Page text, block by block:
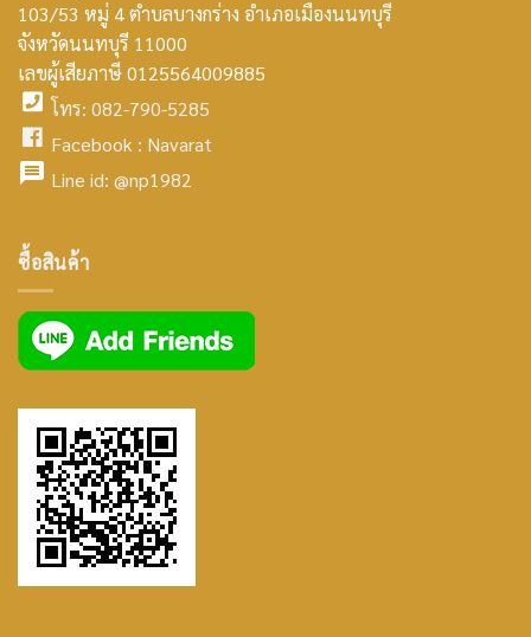
smt2
home
icon
103/53 หมู่ 4 ตำบลบางกร่าง อำเภอเมืองนนทบุรี
จังหวัดนนทบุรี 11000
เลขผู้เสียภาษี 0125564009885
facebook
icon
โทร: 082-790-5285
facebook
Facebook : Navarat
icon
Line id: @np1982
ซื้อสินค้า